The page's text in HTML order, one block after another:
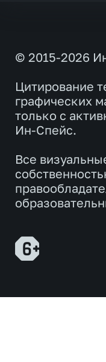
© 2015-2026
Цитирование
графических
только с
Ин-Спейс.
Все